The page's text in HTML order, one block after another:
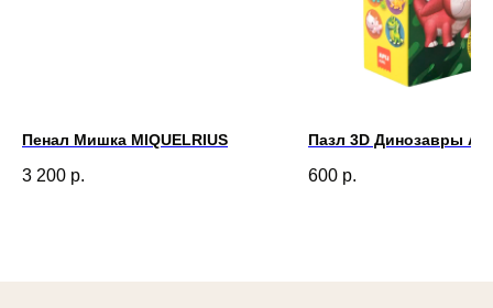
Пенал Мишка MIQUELRIUS
3 200 р.
Пазл 3D Динозавры
600 р.